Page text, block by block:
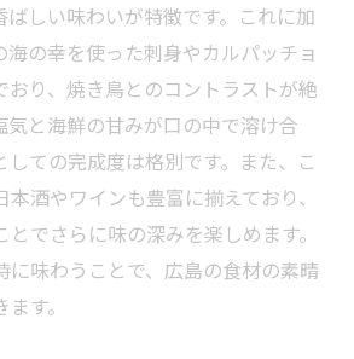
ばしい味わいが特徴です。これに加
海の幸を使った刺身やカルパッチョ
おり、焼き鳥とのコントラストが絶
気と海鮮の甘みが口の中で溶け合
しての完成度は格別です。また、こ
酒やワインも豊富に揃えており、
でさらに味の深みを楽しめます。
に味わうことで、広島の食材の素晴
す。